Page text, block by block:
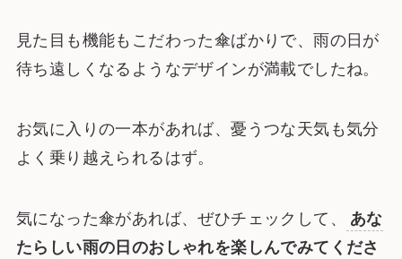
見た目も機能もこだわった傘ばかりで、雨の日が
待ち遠しくなるようなデザインが満載でしたね。
お気に入りの一本があれば、憂うつな天気も気分
よく乗り越えられるはず。
気になった傘があれば、ぜひチェックして、
あな
たらしい雨の日のおしゃれを楽しんでみてくださ